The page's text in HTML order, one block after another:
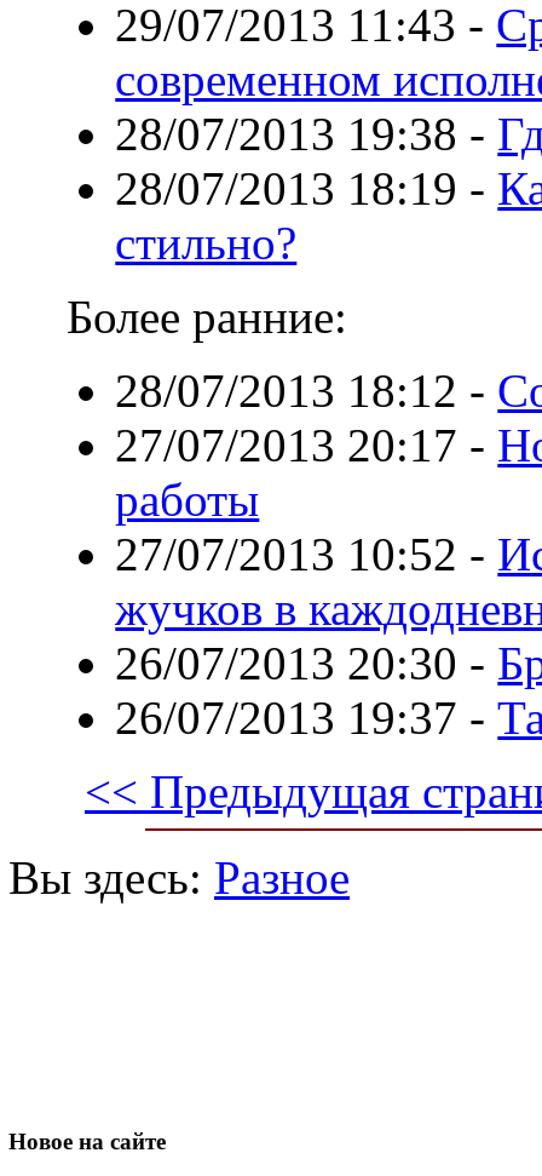
29/07/2013 11:43 -
современном
28/07/2013 19:38 -
28/07/2013 18:19 -
стильно?
Более ранние:
28/07/2013 18:12 -
27/07/2013 20:17 -
работы
27/07/2013 10:52 -
жучков в
26/07/2013 20:30 -
26/07/2013 19:37 -
<< Предыдущая
Вы здесь: Разное
Новое на сайте